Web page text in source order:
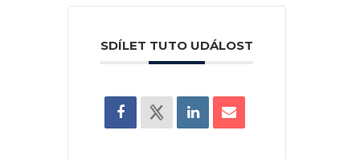
SDÍLET TUTO UDÁLOST